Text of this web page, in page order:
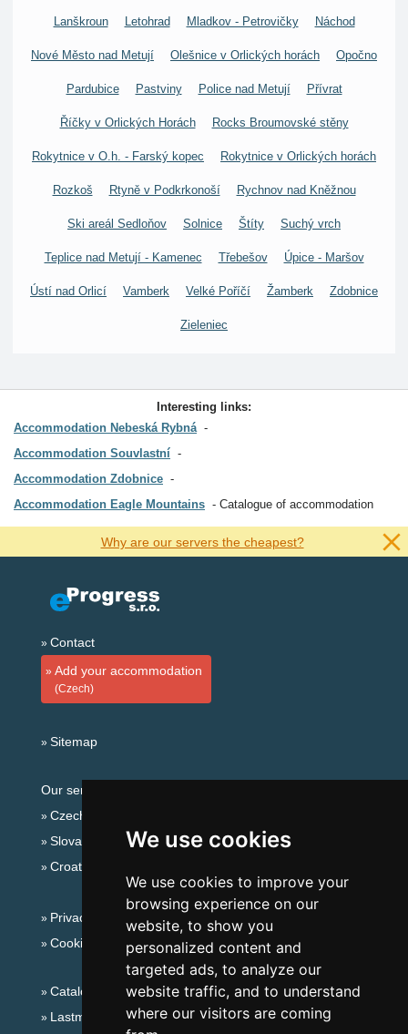
We use cookies
We use cookies to improve your
browsing experience on our
website, to show you
personalized content and
targeted ads, to analyze our
website traffic, and to understand
where our visitors are coming
Lanškroun Letohrad Mladkov - Petrovičky Náchod
Nové Město nad Metují Olešnice v Orlických horách Opočno
Pardubice Pastviny Police nad Metují Přívrat
Říčky v Orlických Horách Rocks Broumovské stěny
Rokytnice v O.h. - Farský kopec Rokytnice v Orlických horách
Rozkoš Rtyně v Podkrkonoší Rychnov nad Kněžnou
Ski areál Sedloňov Solnice Štíty Suchý vrch
Teplice nad Metují - Kamenec Třebešov Úpice - Maršov
Ústí nad Orlicí Vamberk Velké Poříčí Žamberk Zdobnice
Zieleniec
Interesting links:
Accommodation Nebeská Rybná
Accommodation Souvlastní
Accommodation Zdobnice
Accommodation Eagle Mountains
Catalogue of accommodation
Why are our servers the cheapest?
Contact
Add your accommodation
(Czech)
Sitemap
Our servers:
Czech mountains
Slovakian mountains
Croatian Adriatic
Privacy policy
Cookies
Catalog of accommodation
Lastminute Eagle Mountains